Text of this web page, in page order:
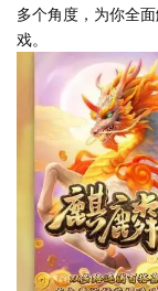
多个角度，为你全
戏。